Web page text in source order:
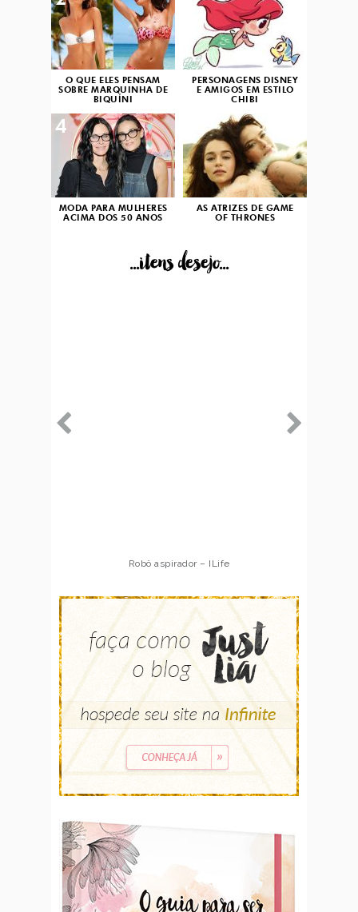
O QUE ELES PENSAM
SOBRE MARQUINHA DE
BIQUÍNI
PERSONAGENS DISNEY
E AMIGOS EM ESTILO
CHIBI
MODA PARA MULHERES
ACIMA DOS 50 ANOS
4
AS ATRIZES DE GAME
OF THRONES
...itens desejo...
Robô aspirador – ILife